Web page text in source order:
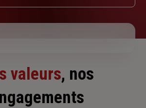
valeurs, nos